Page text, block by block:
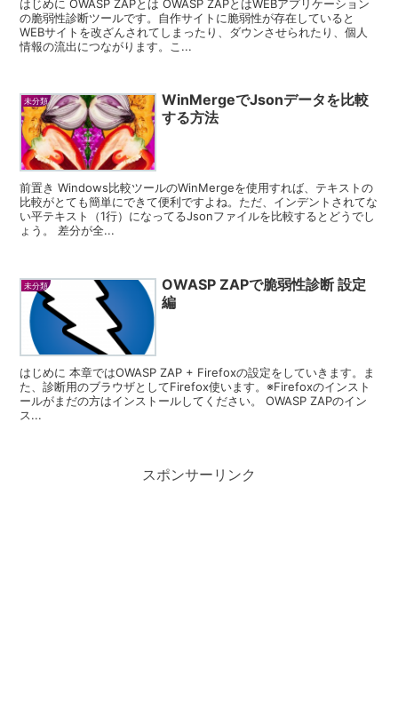
はじめに OWASP ZAPとは OWASP ZAPとはWEBアプリケーション
の脆弱性診断ツールです。自作サイトに脆弱性が存在していると
WEBサイトを改ざんされてしまったり、ダウンさせられたり、個人
情報の流出につながります。こ...
未分類
WinMergeでJsonデータを比較
する方法
前置き Windows比較ツールのWinMergeを使用すれば、テキストの
比較がとても簡単にできて便利ですよね。ただ、インデントされてな
い平テキスト（1行）になってるJsonファイルを比較するとどうでし
ょう。 差分が全...
未分類
OWASP ZAPで脆弱性診断 設定
編
はじめに 本章ではOWASP ZAP + Firefoxの設定をしていきます。ま
た、診断用のブラウザとしてFirefox使います。※Firefoxのインスト
ールがまだの方はインストールしてください。 OWASP ZAPのイン
ス...
スポンサーリンク